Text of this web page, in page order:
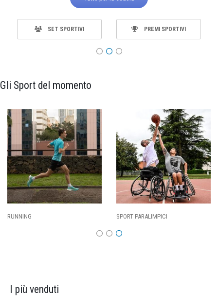
SET SPORTIVI PREMI SPORTIVI
Gli Sport del momento
RUNNING SPORT PARALIMPICI
I più venduti